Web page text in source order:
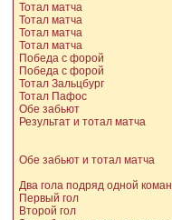
Тотал матча
Тотал матча
Тотал матча
Тотал матча
Победа с форой
Победа с форой
Тотал Зальцбург
Тотал Пафос
Обе забьют
Результат и тотал матча
Обе забьют и тотал матча
Два гола подряд одной
Первый гол
Второй гол